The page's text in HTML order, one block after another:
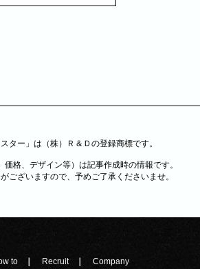
ター」は（株）Ｒ＆Ｄの登録商標です。
格、デザイン等）は記事作成時の情報です。
ございますので、予めご了承くださいませ。
to Recruit Company